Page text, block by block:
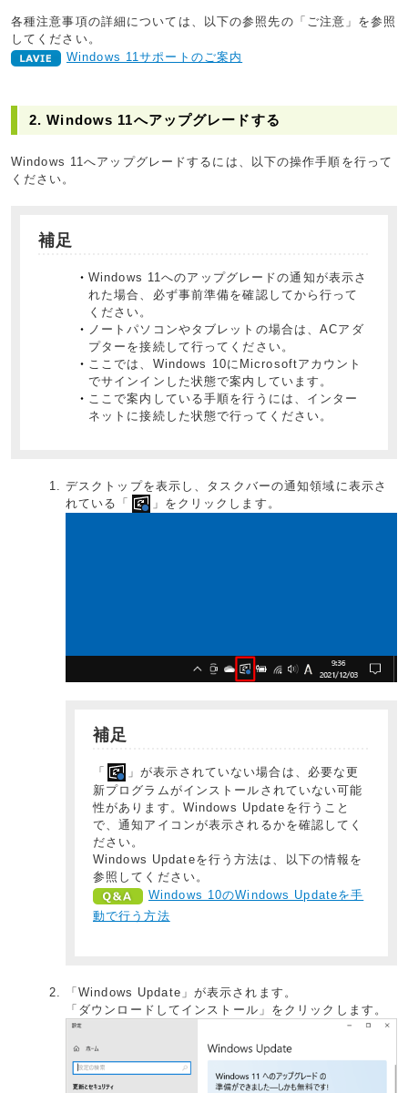
各種注意事項の詳細については、以下の参照先の「ご注意」を参照
してください。
Windows 11サポートのご案内
2. Windows 11へアップグレードする
Windows 11へアップグレードするには、以下の操作手順を行って
ください。
補足
Windows 11へのアップグレードの通知が表示さ
れた場合、必ず事前準備を確認してから行って
ください。
ノートパソコンやタブレットの場合は、ACアダ
プターを接続して行ってください。
ここでは、Windows 10にMicrosoftアカウント
でサインインした状態で案内しています。
ここで案内している手順を行うには、インター
ネットに接続した状態で行ってください。
デスクトップを表示し、タスクバーの通知領域に表示さ
れている「
」をクリックします。
補足
「
」が表示されていない場合は、必要な更
新プログラムがインストールされていない可能
性があります。Windows Updateを行うこと
で、通知アイコンが表示されるかを確認してく
ださい。
Windows Updateを行う方法は、以下の情報を
参照してください。
Windows 10のWindows Updateを手
動で行う方法
「Windows Update」が表示されます。
「ダウンロードしてインストール」をクリックします。